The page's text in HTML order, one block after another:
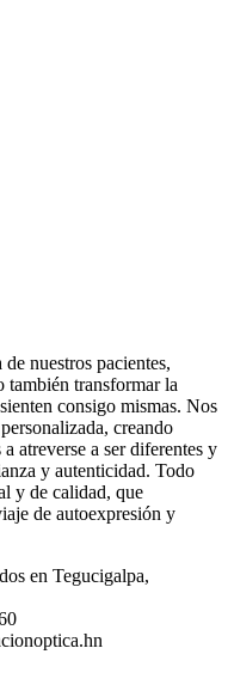
nuestros pacientes,
también transformar la
consigo mismas. Nos
creando
atreverse a ser diferentes y
y autenticidad. Todo
y de calidad, que
de autoexpresión y
en Tegucigalpa,